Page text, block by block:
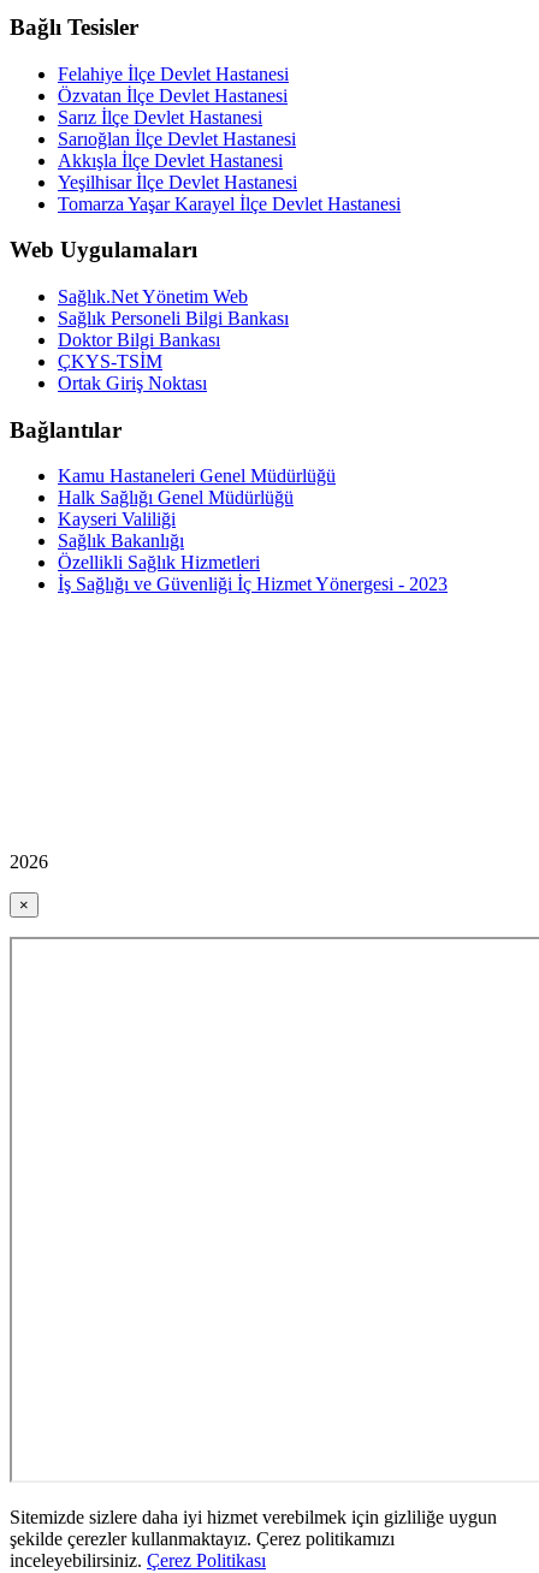
Bağlı Tesisler
Felahiye İlçe Devlet Hastanesi
Özvatan İlçe Devlet Hastanesi
Sarız İlçe Devlet Hastanesi
Sarıoğlan İlçe Devlet Hastanesi
Akkışla İlçe Devlet Hastanesi
Yeşilhisar İlçe Devlet Hastanesi
Tomarza Yaşar Karayel İlçe Devlet Hastanesi
Web Uygulamaları
Sağlık.Net Yönetim Web
Sağlık Personeli Bilgi Bankası
Doktor Bilgi Bankası
ÇKYS-TSİM
Ortak Giriş Noktası
Bağlantılar
Kamu Hastaneleri Genel Müdürlüğü
Halk Sağlığı Genel Müdürlüğü
Kayseri Valiliği
Sağlık Bakanlığı
Özellikli Sağlık Hizmetleri
İş Sağlığı ve Güvenliği İç Hizmet Yönergesi - 2023
2026
×
Sitemizde sizlere daha iyi hizmet verebilmek için gizliliğe uygun
şekilde çerezler kullanmaktayız. Çerez politikamızı
inceleyebilirsiniz. Çerez Politikası